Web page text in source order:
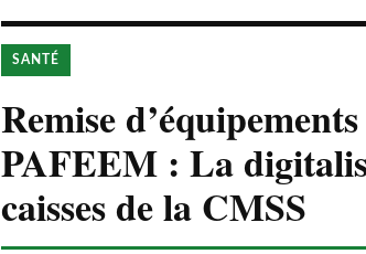
SANTÉ
Remise
PAFEEM : La
caisses de la CMSS